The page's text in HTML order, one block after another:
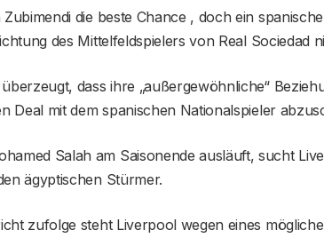
die beste Chance , doch ein
des Mittelfeldspielers von Real Sociedad
dass ihre „außergewöhnliche“
Deal mit dem spanischen Nationalspieler
Salah am Saisonende ausläuft, sucht
ägyptischen Stürmer.
zufolge steht Liverpool wegen eines